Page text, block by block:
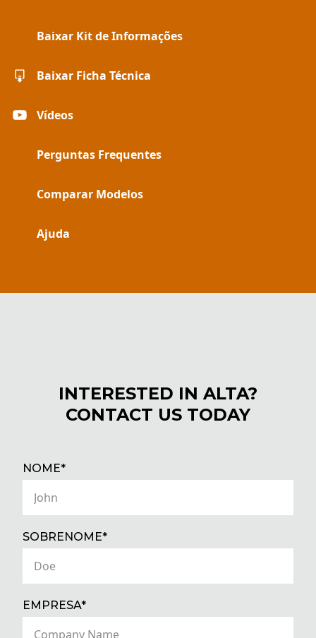
Baixar Kit de Informações
Baixar Ficha Técnica
Vídeos
Perguntas Frequentes
Comparar Modelos
Ajuda
INTERESTED IN ALTA?
CONTACT US TODAY
NOME*(REQUIRED)
SOBRENOME*(REQUIRED)
EMPRESA*(REQUIRED)